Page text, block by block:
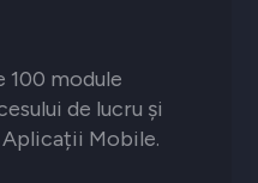
100 module
de lucru și
Mobile.